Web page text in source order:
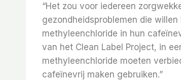
“Het zou voor iedereen
gezondheidsproblemen die
methyleenchloride in hun
van het Clean Label Project, in
methyleenchloride moeten
cafeïnevrij maken gebruiken.”